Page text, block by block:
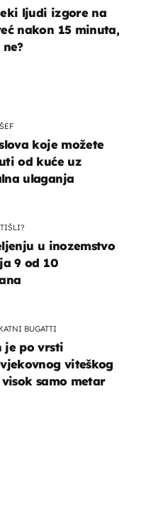
ljudi izgore na
nakon 15 minuta,
koje možete
od kuće uz
ulaganja
u inozemstvo
9 od 10
BUGATTI
je po vrsti
viteškog
samo metar